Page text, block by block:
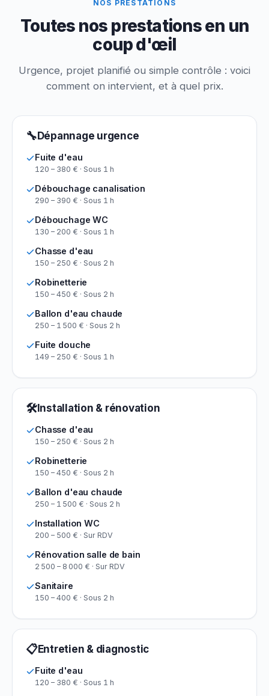
NOS PRESTATIONS
Toutes nos prestations en un
coup d'œil
Urgence, projet planifié ou simple contrôle : voici
comment on intervient, et à quel prix.
🔧 Dépannage urgence
Fuite d'eau
120 – 380 € · Sous 1 h
Débouchage canalisation
290 – 390 € · Sous 1 h
Débouchage WC
130 – 200 € · Sous 1 h
Chasse d'eau
150 – 250 € · Sous 2 h
Robinetterie
150 – 450 € · Sous 2 h
Ballon d'eau chaude
250 – 1 500 € · Sous 2 h
Fuite douche
149 – 250 € · Sous 1 h
🛠Installation & rénovation
Chasse d'eau
150 – 250 € · Sous 2 h
Robinetterie
150 – 450 € · Sous 2 h
Ballon d'eau chaude
250 – 1 500 € · Sous 2 h
Installation WC
200 – 500 € · Sur RDV
Rénovation salle de bain
2 500 – 8 000 € · Sur RDV
Sanitaire
150 – 400 € · Sous 2 h
📋Entretien & diagnostic
Fuite d'eau
120 – 380 € · Sous 1 h